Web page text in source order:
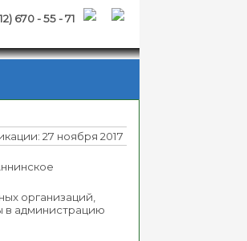
670 - 55 - 71
27 ноября 2017
организаций,
в администрацию